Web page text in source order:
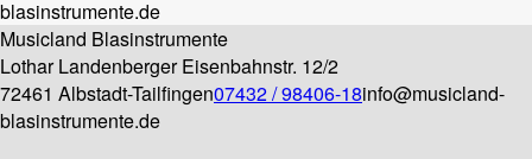
blasinstrumente.de
Musicland Blasinstrumente
Lothar Landenberger Eisenbahnstr. 12/2
72461 Albstadt-Tailfingen07432 / 98406-18info@musicland-
blasinstrumente.de